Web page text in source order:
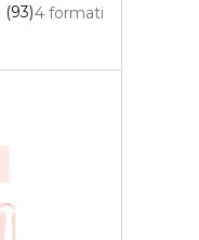
4 formati
93